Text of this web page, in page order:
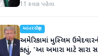
11 કલાક પહેલા
આંતરરાષ્ટ્રીય
અમેરિકામાં મુસ્લિમ
કહ્યું, 'આ અમારા માટે સારા